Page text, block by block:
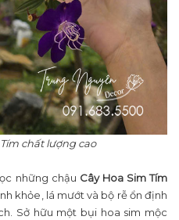
chất lượng cao
những chậu Cây Hoa Sim Tím
khỏe, lá mướt và bộ rễ ổn định
Sở hữu một bụi hoa sim mộc